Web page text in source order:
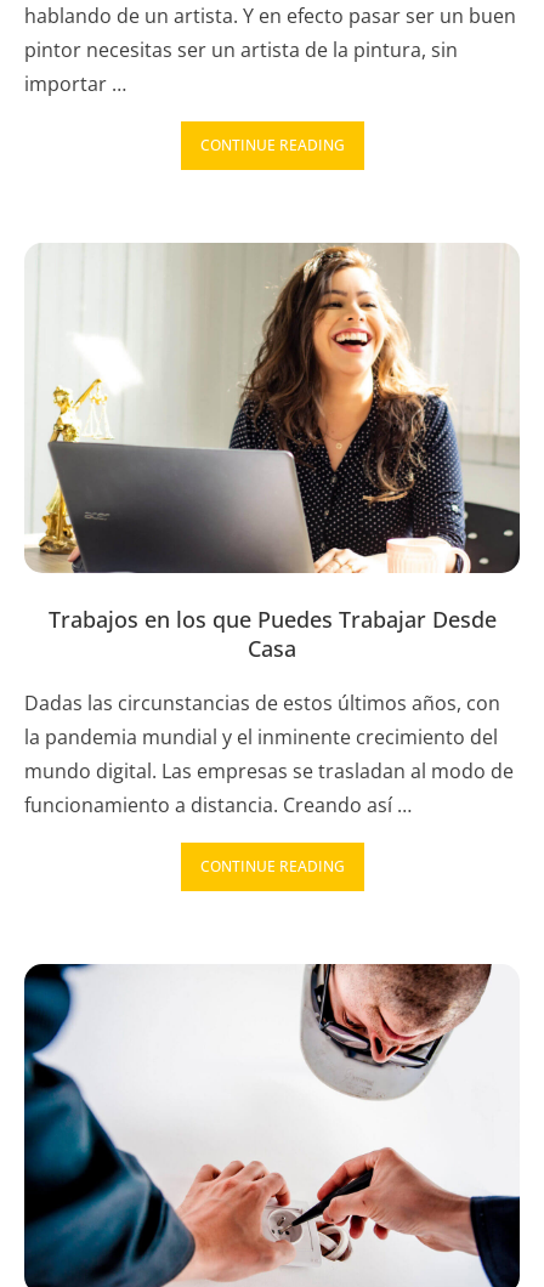
hablando de un artista. Y en efecto pasar ser un buen
pintor necesitas ser un artista de la pintura, sin
importar …
CONTINUE READING
Trabajos en los que Puedes Trabajar Desde
Casa
Dadas las circunstancias de estos últimos años, con
la pandemia mundial y el inminente crecimiento del
mundo digital. Las empresas se trasladan al modo de
funcionamiento a distancia. Creando así …
CONTINUE READING